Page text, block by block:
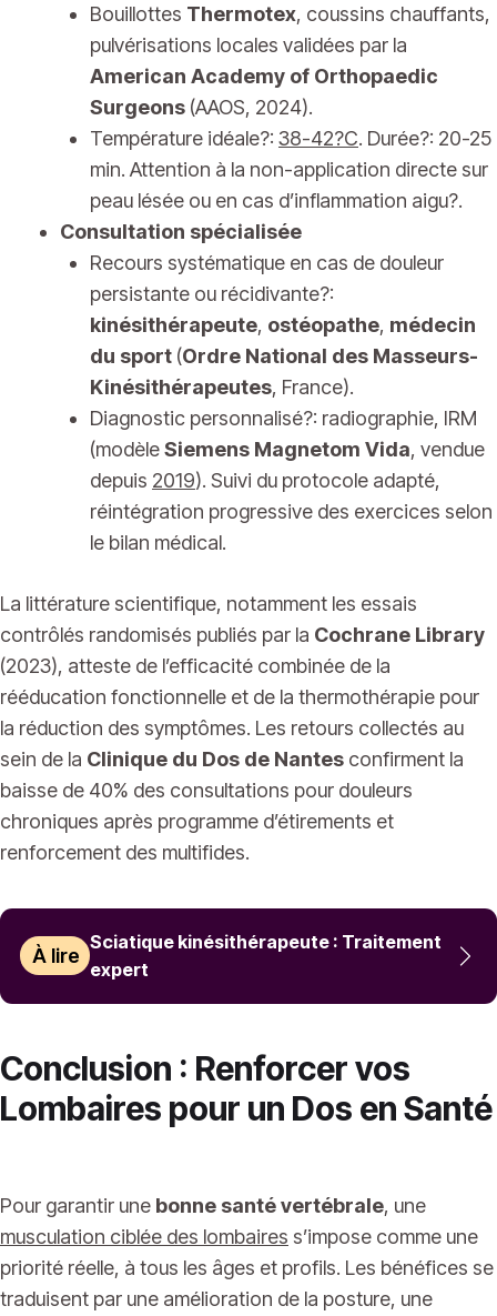
Bouillottes Thermotex, coussins chauffants,
pulvérisations locales validées par la
American Academy of Orthopaedic
Surgeons (AAOS, 2024).
Température idéale?: 38-42?C. Durée?: 20-25
min. Attention à la non-application directe sur
peau lésée ou en cas d’inflammation aigu?.
Consultation spécialisée
Recours systématique en cas de douleur
persistante ou récidivante?:
kinésithérapeute, ostéopathe, médecin
du sport (Ordre National des Masseurs-
Kinésithérapeutes, France).
Diagnostic personnalisé?: radiographie, IRM
(modèleSiemens Magnetom Vida, vendue
depuis 2019). Suivi du protocole adapté,
réintégration progressive des exercices selon
le bilan médical.
La littérature scientifique, notamment les essais
contrôlés randomisés publiés par la Cochrane Library
(2023), atteste de l’efficacité combinée de la
rééducation fonctionnelle et de la thermothérapie pour
la réduction des symptômes. Les retours collectés au
sein de la Clinique du Dos de Nantes confirment la
baisse de 40% des consultations pour douleurs
chroniques après programme d’étirements et
renforcement des multifides.
À lire
Sciatique kinésithérapeute : Traitement
expert
Conclusion : Renforcer vos
Lombaires pour un Dos en Santé
Pour garantir une bonne santé vertébrale, une
musculation ciblée des lombaires s’impose comme une
priorité réelle, à tous les âges et profils. Les bénéfices se
traduisent par une amélioration de la posture, une